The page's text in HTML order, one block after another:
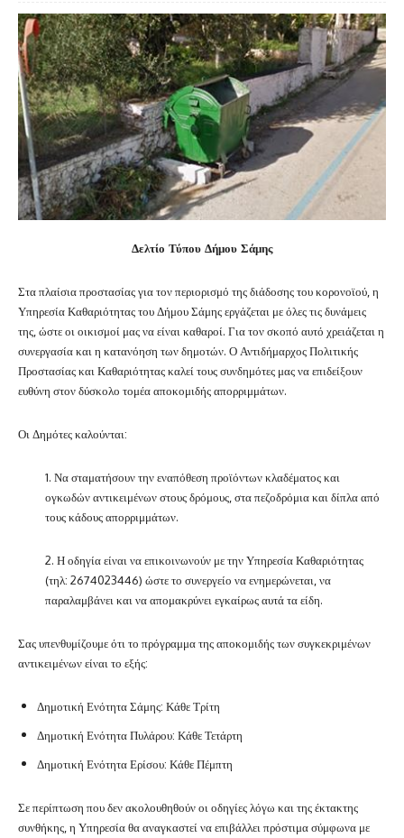
Δελτίο Τύπου Δήμου Σάμης
Στα πλαίσια προστασίας για τον περιορισμό της διάδοσης του κορονοϊού, η
Υπηρεσία Καθαριότητας του Δήμου Σάμης εργάζεται με όλες τις δυνάμεις
της, ώστε οι οικισμοί μας να είναι καθαροί. Για τον σκοπό αυτό χρειάζεται η
συνεργασία και η κατανόηση των δημοτών. Ο Αντιδήμαρχος Πολιτικής
Προστασίας και Καθαριότητας καλεί τους συνδημότες μας να επιδείξουν
ευθύνη στον δύσκολο τομέα αποκομιδής απορριμμάτων.
Οι Δημότες καλούνται:
1. Να σταματήσουν την εναπόθεση προϊόντων κλαδέματος και
ογκωδών αντικειμένων στους δρόμους, στα πεζοδρόμια και δίπλα από
τους κάδους απορριμμάτων.
2. Η οδηγία είναι να επικοινωνούν με την Υπηρεσία Καθαριότητας
(τηλ: 2674023446) ώστε το συνεργείο να ενημερώνεται, να
παραλαμβάνει και να απομακρύνει εγκαίρως αυτά τα είδη.
Σας υπενθυμίζουμε ότι το πρόγραμμα της αποκομιδής των συγκεκριμένων
αντικειμένων είναι το εξής:
Δημοτική Ενότητα Σάμης: Κάθε Τρίτη
Δημοτική Ενότητα Πυλάρου: Κάθε Τετάρτη
Δημοτική Ενότητα Ερίσου: Κάθε Πέμπτη
Σε περίπτωση που δεν ακολουθηθούν οι οδηγίες λόγω και της έκτακτης
συνθήκης, η Υπηρεσία θα αναγκαστεί να επιβάλλει πρόστιμα σύμφωνα με